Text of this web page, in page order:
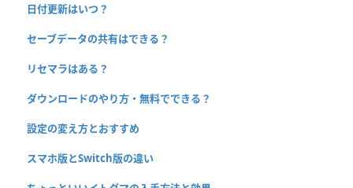
日付更新はいつ？
セーブデータの共有はできる？
リセマラはある？
ダウンロードのやり方・無料でできる？
設定の変え方とおすすめ
スマホ版とSwitch版の違い